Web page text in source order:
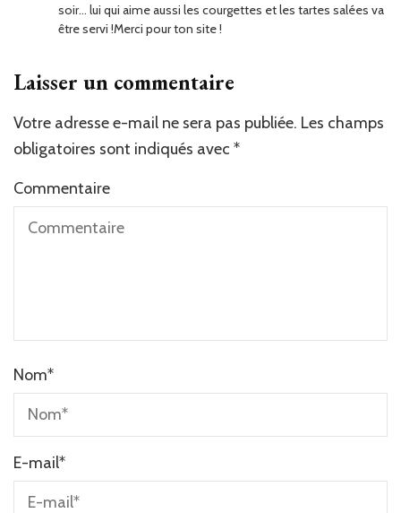
soir… lui qui aime aussi les courgettes et les tartes salées va
être servi !Merci pour ton site !
Laisser un commentaire
Votre adresse e-mail ne sera pas publiée. Les champs
obligatoires sont indiqués avec *
Commentaire
Nom*
E-mail*